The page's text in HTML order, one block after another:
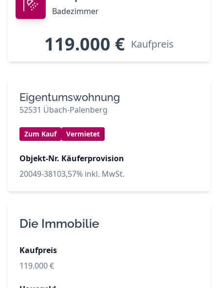
Badezimmer
119.000 € Kaufpreis
Eigentumswohnung
52531 Übach-Palenberg
Zum Kauf Vermietet
Objekt-Nr.
20049-3810
Käuferprovision
3,57% inkl. MwSt.
Die Immobilie
Kaufpreis
119.000 €